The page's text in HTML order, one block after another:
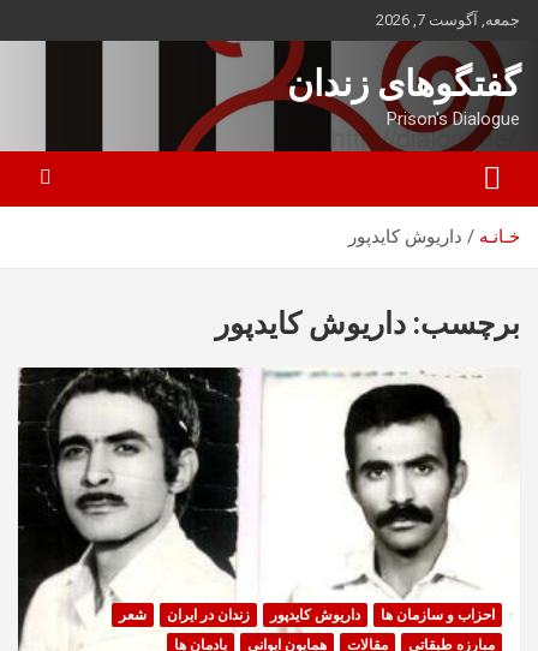
بروید
جمعه, آگوست 7, 2026
گفتگوهای زندان
Prison's Dialogue
خـانـه داریوش کایدپور
برچسب: داریوش کایدپور
احزاب و سازمان ها داریوش کایدپور زندان در ایران
شعر
مبارزه طبقاتی
مقالات همایون ایوانی یادمان ها